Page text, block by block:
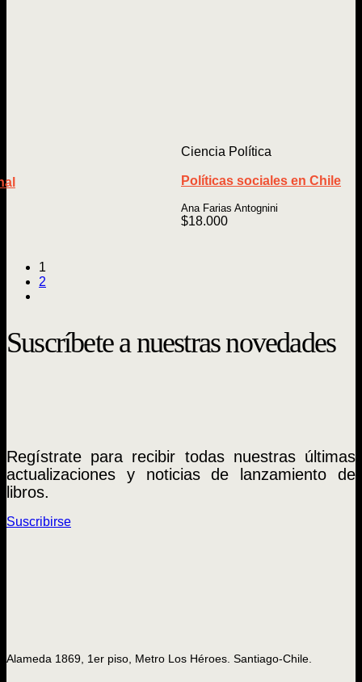
Ciencia Política
Políticas sociales en Chile
Ana Farias Antognini
$18.000
1
2
Suscríbete a nuestras novedades
Regístrate para recibir todas nuestras últimas
actualizaciones y noticias de lanzamiento de
libros.
Suscribirse
Alameda 1869, 1er piso, Metro Los Héroes. Santiago-Chile.